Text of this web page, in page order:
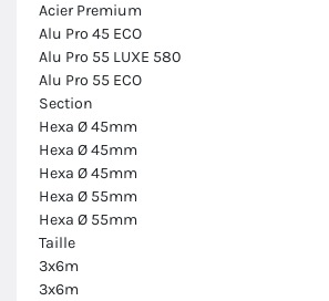
Acier Premium
Alu Pro 45 ECO
Alu Pro 55 LUXE 580
Alu Pro 55 ECO
Section
Hexa Ø 45mm
Hexa Ø 45mm
Hexa Ø 45mm
Hexa Ø 55mm
Hexa Ø 55mm
Taille
3x6m
3x6m